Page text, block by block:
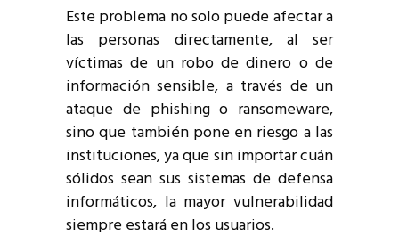
Este problema no solo puede afectar a
las personas directamente, al ser
víctimas de un robo de dinero o de
información sensible, a través de un
ataque de phishing o ransomeware,
sino que también pone en riesgo a las
instituciones, ya que sin importar cuán
sólidos sean sus sistemas de defensa
informáticos, la mayor vulnerabilidad
siempre estará en los usuarios.